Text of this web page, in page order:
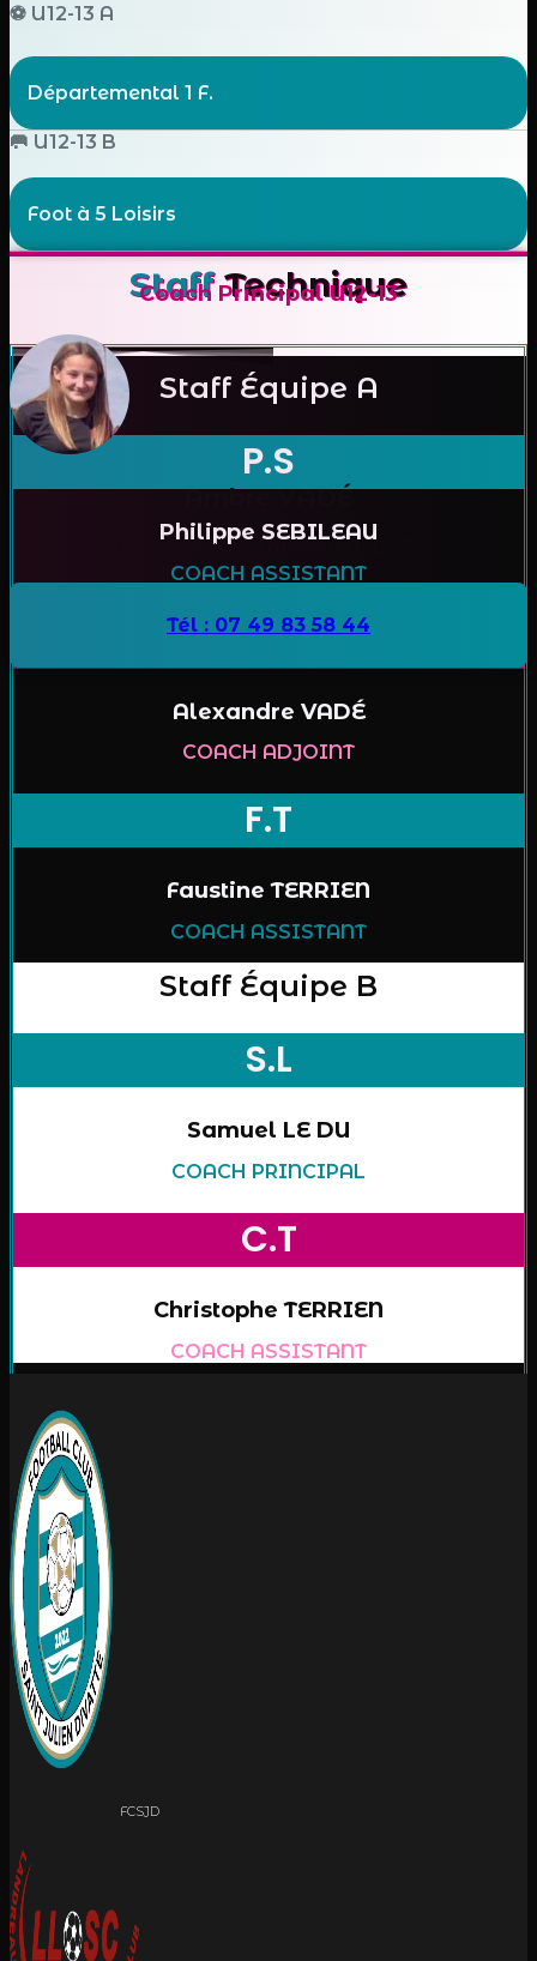
⚽ U12-13 A
Départemental 1 F.
🥅 U12-13 B
Foot à 5 Loisirs
Coach PrincipalU12-13
Ambre VADÉ
Responsable Catégorie U12-13
Tél : 07 49 83 58 44
StaffTechnique
Staff Équipe A
P.S
Philippe SEBILEAU
COACH ASSISTANT
A.V
Alexandre VADÉ
COACH ADJOINT
F.T
Faustine TERRIEN
COACH ASSISTANT
Staff Équipe B
S.L
Samuel LE DU
COACH PRINCIPAL
C.T
Christophe TERRIEN
COACH ASSISTANT
FCSJD